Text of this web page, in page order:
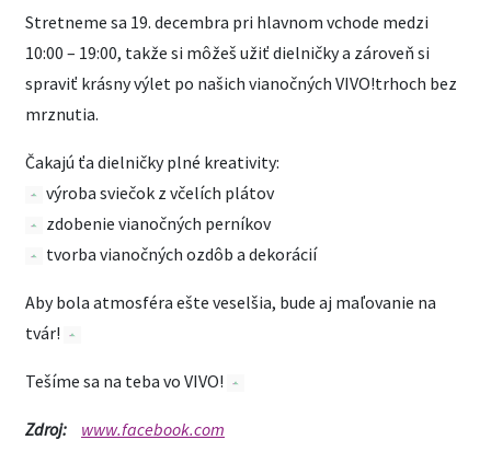
Stretneme sa 19. decembra pri hlavnom vchode medzi
10:00 – 19:00, takže si môžeš užiť dielničky a zároveň si
spraviť krásny výlet po našich vianočných VIVO!trhoch bez
mrznutia.
Čakajú ťa dielničky plné kreativity:
výroba sviečok z včelích plátov
zdobenie vianočných perníkov
tvorba vianočných ozdôb a dekorácií
Aby bola atmosféra ešte veselšia, bude aj maľovanie na
tvár!
Tešíme sa na teba vo VIVO!
Zdroj: www.facebook.com